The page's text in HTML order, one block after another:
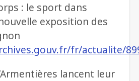
: le sport dans
exposition des
fr/actualite/
lancent leur